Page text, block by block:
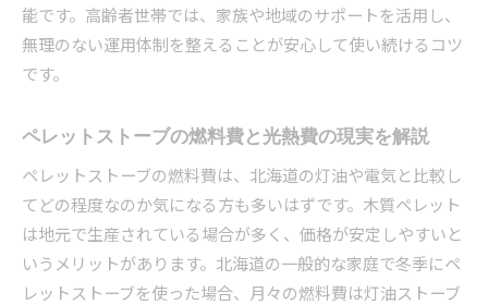
能です。高齢者世帯では、家族や地域のサポートを活用し、
無理のない運用体制を整えることが安心して使い続けるコツ
です。
ペレットストーブの燃料費と光熱費の現実を解説
ペレットストーブの燃料費は、北海道の灯油や電気と比較し
てどの程度なのか気になる方も多いはずです。木質ペレット
は地元で生産されている場合が多く、価格が安定しやすいと
いうメリットがあります。北海道の一般的な家庭で冬季にペ
レットストーブを使った場合、月々の燃料費は灯油ストーブ